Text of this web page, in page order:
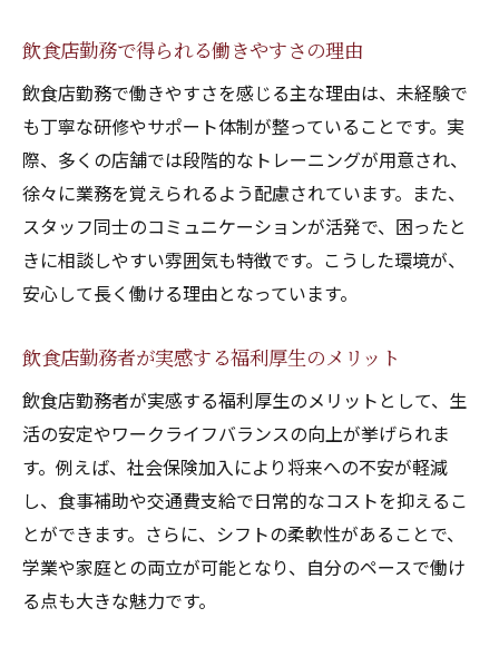
飲食店勤務で得られる働きやすさの理由
飲食店勤務で働きやすさを感じる主な理由は、未経験で
も丁寧な研修やサポート体制が整っていることです。実
際、多くの店舗では段階的なトレーニングが用意され、
徐々に業務を覚えられるよう配慮されています。また、
スタッフ同士のコミュニケーションが活発で、困ったと
きに相談しやすい雰囲気も特徴です。こうした環境が、
安心して長く働ける理由となっています。
飲食店勤務者が実感する福利厚生のメリット
飲食店勤務者が実感する福利厚生のメリットとして、生
活の安定やワークライフバランスの向上が挙げられま
す。例えば、社会保険加入により将来への不安が軽減
し、食事補助や交通費支給で日常的なコストを抑えるこ
とができます。さらに、シフトの柔軟性があることで、
学業や家庭との両立が可能となり、自分のペースで働け
る点も大きな魅力です。